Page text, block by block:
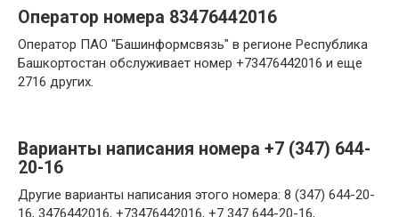
Оператор номера 83476442016
Оператор ПАО "Башинформсвязь" в регионе Республика
Башкортостан обслуживает номер +73476442016 и еще
2716 других.
Варианты написания номера +7 (347) 644-
20-16
Другие варианты написания этого номера: 8 (347) 644-20-
16, 3476442016, +73476442016, +7 347 644-20-16,